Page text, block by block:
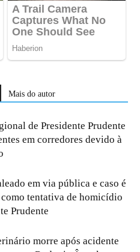
Mais do autor
de Presidente Prudente
em corredores devido à
em via pública e caso é
tentativa de homicídio
Prudente
morre após acidente